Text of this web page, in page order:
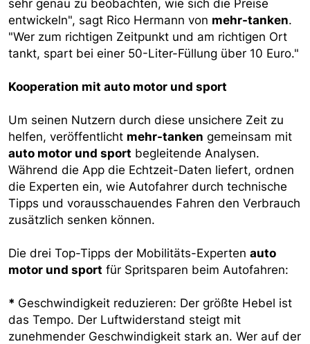
sehr genau zu beobachten, wie sich die Preise
entwickeln", sagt Rico Hermann von mehr-tanken.
"Wer zum richtigen Zeitpunkt und am richtigen Ort
tankt, spart bei einer 50-Liter-Füllung über 10 Euro."
Kooperation mit auto motor und sport
Um seinen Nutzern durch diese unsichere Zeit zu
helfen, veröffentlicht mehr-tanken gemeinsam mit
auto motor und sport begleitende Analysen.
Während die App die Echtzeit-Daten liefert, ordnen
die Experten ein, wie Autofahrer durch technische
Tipps und vorausschauendes Fahren den Verbrauch
zusätzlich senken können.
Die drei Top-Tipps der Mobilitäts-Experten auto
motor und sport für Spritsparen beim Autofahren:
* Geschwindigkeit reduzieren: Der größte Hebel ist
das Tempo. Der Luftwiderstand steigt mit
zunehmender Geschwindigkeit stark an. Wer auf der